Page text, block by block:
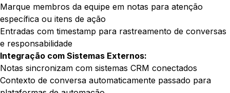
Marque membros da equipe em notas para atenção
específica ou itens de ação
Entradas com timestamp para rastreamento de conversas
e responsabilidade
Integração com Sistemas Externos:
Notas sincronizam com sistemas CRM conectados
Contexto de conversa automaticamente passado para